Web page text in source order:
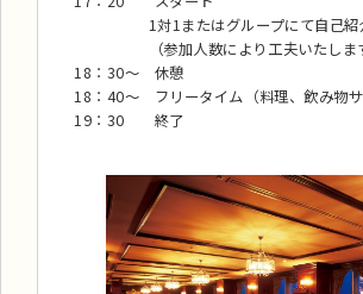
1対1またはグループにて自己紹
（参加人数により工夫いたします
18：30～ 休憩
18：40～ フリータイム（料理、飲み物サ
19：30 終了